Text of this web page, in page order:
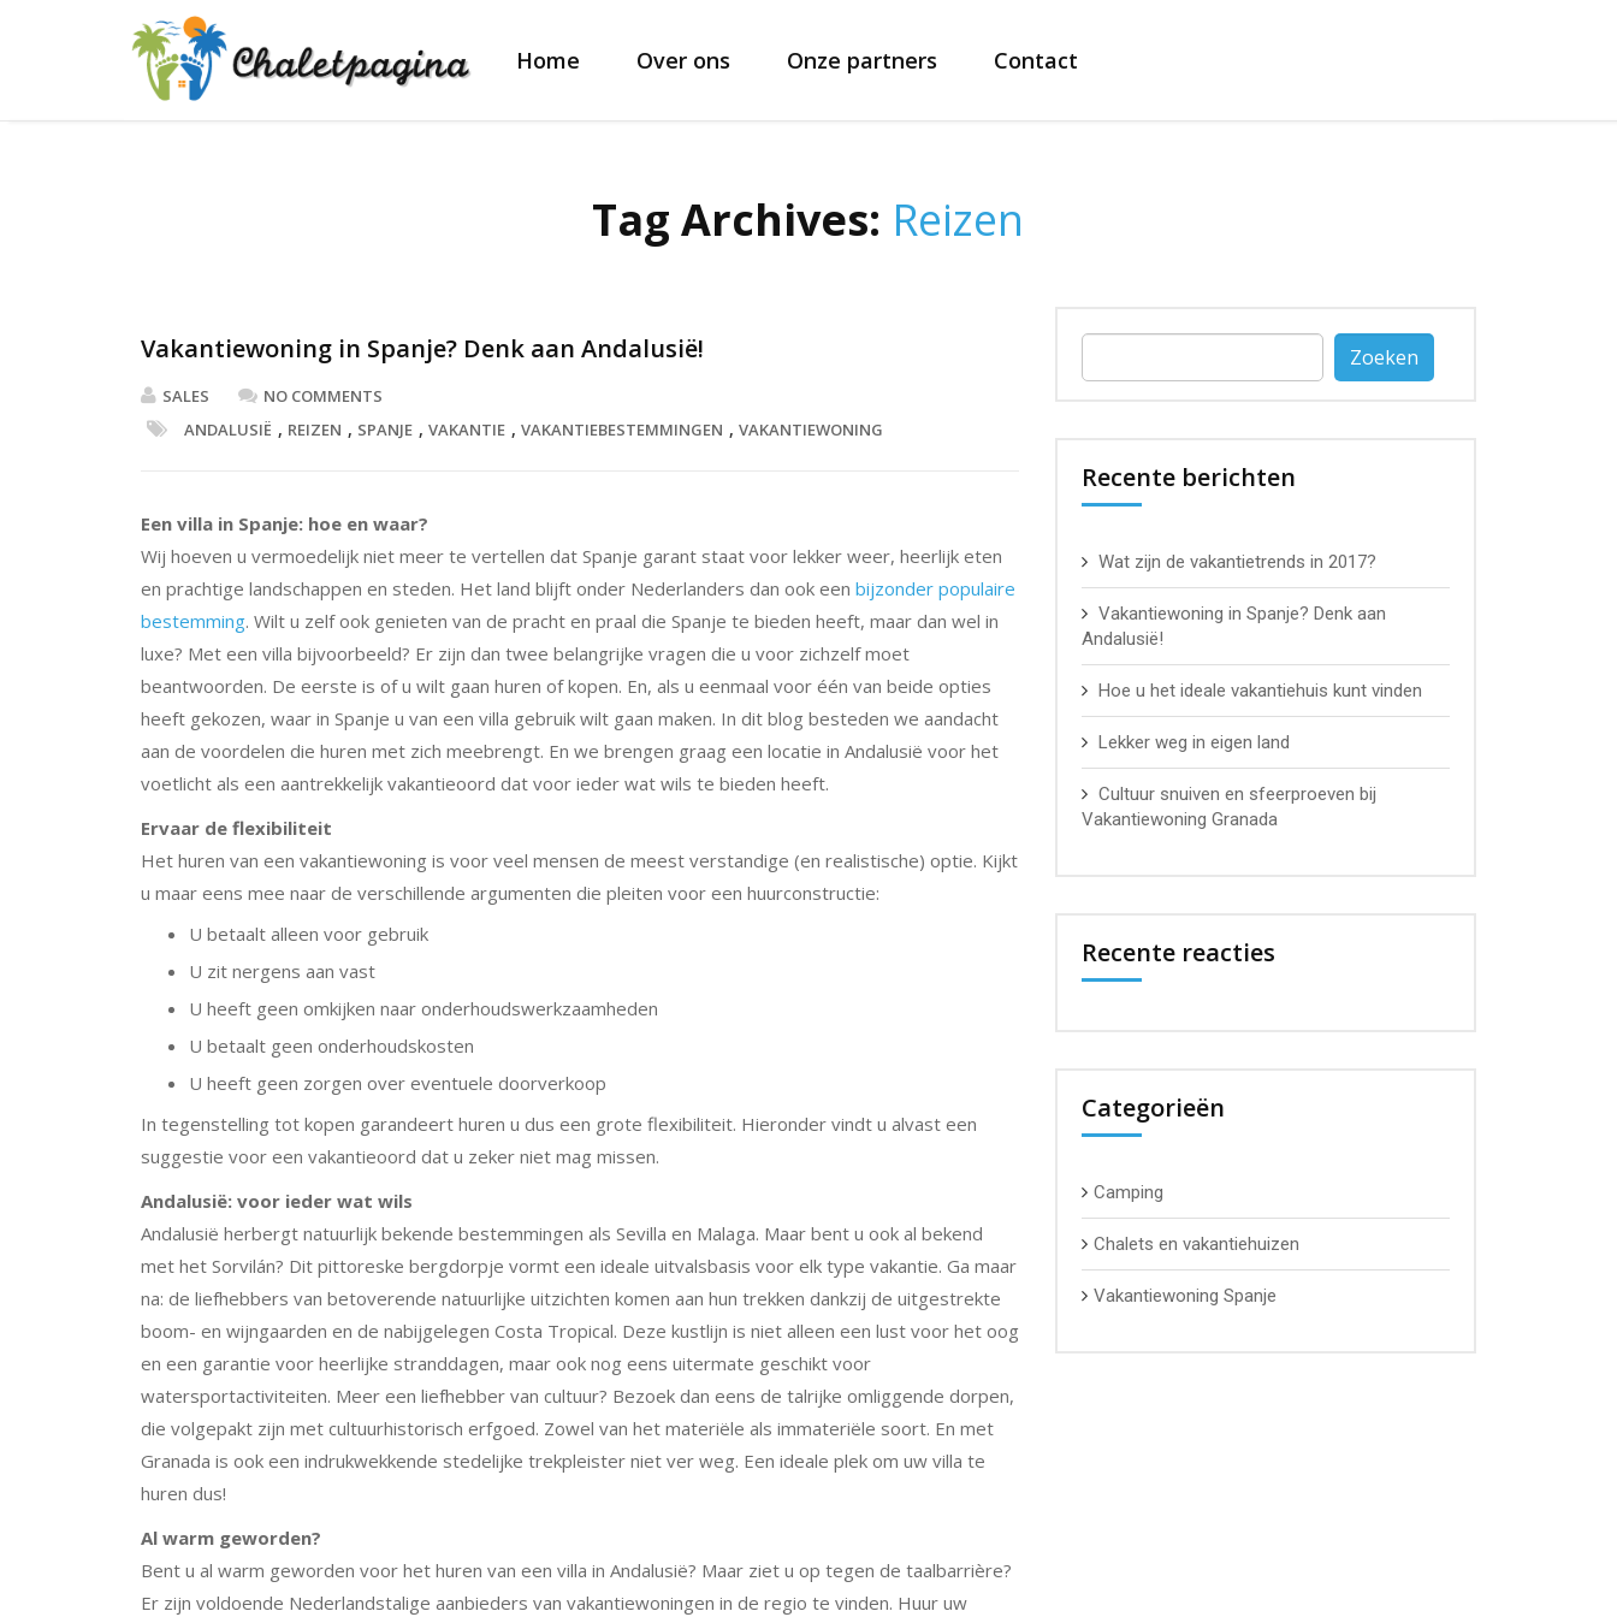
Home Over ons Onze partners Contact
Tag Archives: Reizen
Vakantiewoning in Spanje? Denk aan Andalusië!
SALES
NO COMMENTS
ANDALUSIË , REIZEN , SPANJE , VAKANTIE , VAKANTIEBESTEMMINGEN , VAKANTIEWONING
Een villa in Spanje: hoe en waar?
Wij hoeven u vermoedelijk niet meer te vertellen dat Spanje garant staat voor lekker weer, heerlijk eten
en prachtige landschappen en steden. Het land blijft onder Nederlanders dan ook een bijzonder populaire
bestemming. Wilt u zelf ook genieten van de pracht en praal die Spanje te bieden heeft, maar dan wel in
luxe? Met een villa bijvoorbeeld? Er zijn dan twee belangrijke vragen die u voor zichzelf moet
beantwoorden. De eerste is of u wilt gaan huren of kopen. En, als u eenmaal voor één van beide opties
heeft gekozen, waar in Spanje u van een villa gebruik wilt gaan maken. In dit blog besteden we aandacht
aan de voordelen die huren met zich meebrengt. En we brengen graag een locatie in Andalusië voor het
voetlicht als een aantrekkelijk vakantieoord dat voor ieder wat wils te bieden heeft.
Ervaar de flexibiliteit
Het huren van een vakantiewoning is voor veel mensen de meest verstandige (en realistische) optie. Kijkt
u maar eens mee naar de verschillende argumenten die pleiten voor een huurconstructie:
U betaalt alleen voor gebruik
U zit nergens aan vast
U heeft geen omkijken naar onderhoudswerkzaamheden
U betaalt geen onderhoudskosten
U heeft geen zorgen over eventuele doorverkoop
In tegenstelling tot kopen garandeert huren u dus een grote flexibiliteit. Hieronder vindt u alvast een
suggestie voor een vakantieoord dat u zeker niet mag missen.
Andalusië: voor ieder wat wils
Andalusië herbergt natuurlijk bekende bestemmingen als Sevilla en Malaga. Maar bent u ook al bekend
met het Sorvilán? Dit pittoreske bergdorpje vormt een ideale uitvalsbasis voor elk type vakantie. Ga maar
na: de liefhebbers van betoverende natuurlijke uitzichten komen aan hun trekken dankzij de uitgestrekte
boom- en wijngaarden en de nabijgelegen Costa Tropical. Deze kustlijn is niet alleen een lust voor het oog
en een garantie voor heerlijke stranddagen, maar ook nog eens uitermate geschikt voor
watersportactiviteiten. Meer een liefhebber van cultuur? Bezoek dan eens de talrijke omliggende dorpen,
die volgepakt zijn met cultuurhistorisch erfgoed. Zowel van het materiële als immateriële soort. En met
Granada is ook een indrukwekkende stedelijke trekpleister niet ver weg. Een ideale plek om uw villa te
huren dus!
Al warm geworden?
Bent u al warm geworden voor het huren van een villa in Andalusië? Maar ziet u op tegen de taalbarrière?
Er zijn voldoende Nederlandstalige aanbieders van vakantiewoningen in de regio te vinden. Huur uw
naar:
Recente berichten
Wat zijn de vakantietrends in 2017?
Vakantiewoning in Spanje? Denk aan
Andalusië!
Hoe u het ideale vakantiehuis kunt vinden
Lekker weg in eigen land
Cultuur snuiven en sfeerproeven bij
Vakantiewoning Granada
Recente reacties
Categorieën
Camping
Chalets en vakantiehuizen
Vakantiewoning Spanje